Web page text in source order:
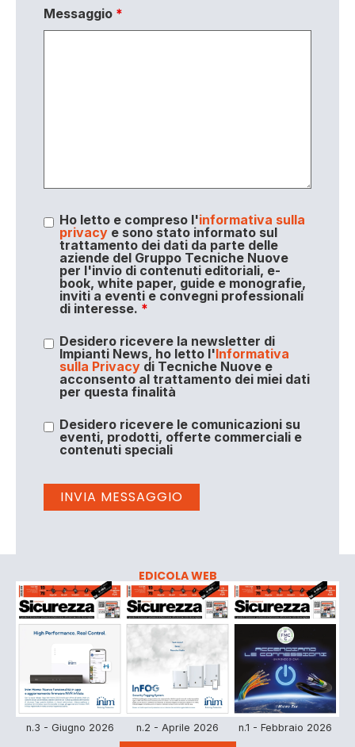
Messaggio *
Ho letto e compreso l'informativa sulla
privacye sono stato informato sul
trattamento dei dati da parte delle
aziende del Gruppo Tecniche Nuove
per l'invio di contenuti editoriali, e-
book, white paper, guide e monografie,
inviti a eventi e convegni professionali
di interesse. *
Desidero ricevere la newsletter di
Impianti News, ho letto l'Informativa
sulla Privacydi Tecniche Nuove e
acconsento al trattamento dei miei dati
per questa finalità
Desidero ricevere le comunicazioni su
eventi, prodotti, offerte commerciali e
contenuti speciali
EDICOLA WEB
n.3 - Giugno 2026 n.2 - Aprile 2026 n.1 - Febbraio 2026